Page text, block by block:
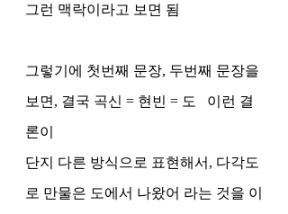
그런 맥락이라고 보면 됨
그렇기에 첫번째 문장, 두번째 문장을
보면, 결국 곡신 = 현빈 = 도   이런 결
론이
단지 다른 방식으로 표현해서, 다각도
로 만물은 도에서 나왔어 라는 것을 이